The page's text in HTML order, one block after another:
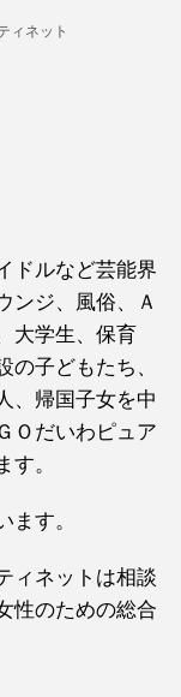
ドルなど芸能界
ンジ、風俗、Ａ
大学生、保育
子どもたち、
、帰国子女を中
Ｏだいわピュア
。
ます。
ィネットは相談
性のための総合